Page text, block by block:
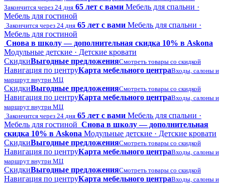
Закончится через 24 дня 65 лет с вами Мебель для спальни ·
Мебель для гостиной
Закончится через 24 дня 65 лет с вами Мебель для спальни ·
Мебель для гостиной
Снова в школу — дополнительная скидка 10% в Askona
Модульные детские · Детские кровати
СкидкиВыгодные предложенияСмотреть товары со скидкой
Навигация по центруКарта мебельного центраВходы, салоны и
маршрут внутри МЦ
СкидкиВыгодные предложенияСмотреть товары со скидкой
Навигация по центруКарта мебельного центраВходы, салоны и
маршрут внутри МЦ
Закончится через 24 дня 65 лет с вами Мебель для спальни ·
Мебель для гостиной Снова в школу — дополнительная
скидка 10% в Askona Модульные детские · Детские кровати
СкидкиВыгодные предложенияСмотреть товары со скидкой
Навигация по центруКарта мебельного центраВходы, салоны и
маршрут внутри МЦ
СкидкиВыгодные предложенияСмотреть товары со скидкой
Навигация по центруКарта мебельного центраВходы, салоны и